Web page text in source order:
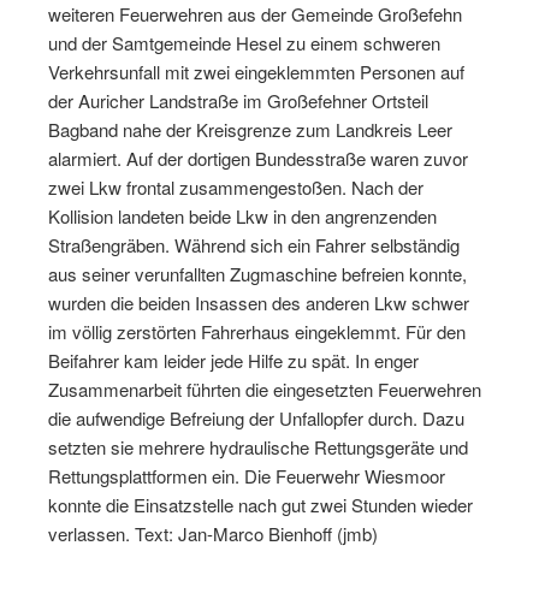
weiteren Feuerwehren aus der Gemeinde Großefehn
und der Samtgemeinde Hesel zu einem schweren
Verkehrsunfall mit zwei eingeklemmten Personen auf
der Auricher Landstraße im Großefehner Ortsteil
Bagband nahe der Kreisgrenze zum Landkreis Leer
alarmiert. Auf der dortigen Bundesstraße waren zuvor
zwei Lkw frontal zusammengestoßen. Nach der
Kollision landeten beide Lkw in den angrenzenden
Straßengräben. Während sich ein Fahrer selbständig
aus seiner verunfallten Zugmaschine befreien konnte,
wurden die beiden Insassen des anderen Lkw schwer
im völlig zerstörten Fahrerhaus eingeklemmt. Für den
Beifahrer kam leider jede Hilfe zu spät. In enger
Zusammenarbeit führten die eingesetzten Feuerwehren
die aufwendige Befreiung der Unfallopfer durch. Dazu
setzten sie mehrere hydraulische Rettungsgeräte und
Rettungsplattformen ein. Die Feuerwehr Wiesmoor
konnte die Einsatzstelle nach gut zwei Stunden wieder
verlassen. Text: Jan-Marco Bienhoff (jmb)